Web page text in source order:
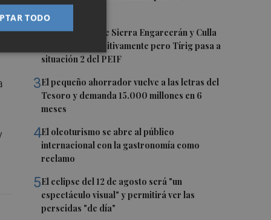
2Los incendios de Sierra Engarcerán y Culla
evolucionan positivamente pero Tírig pasa a
situación 2 del PEIF
3El pequeño ahorrador vuelve a las letras del
Tesoro y demanda 15.000 millones en 6
meses
4El oleoturismo se abre al público
internacional con la gastronomía como
reclamo
5El eclipse del 12 de agosto será "un
espectáculo visual" y permitirá ver las
perseidas "de día"
TODO